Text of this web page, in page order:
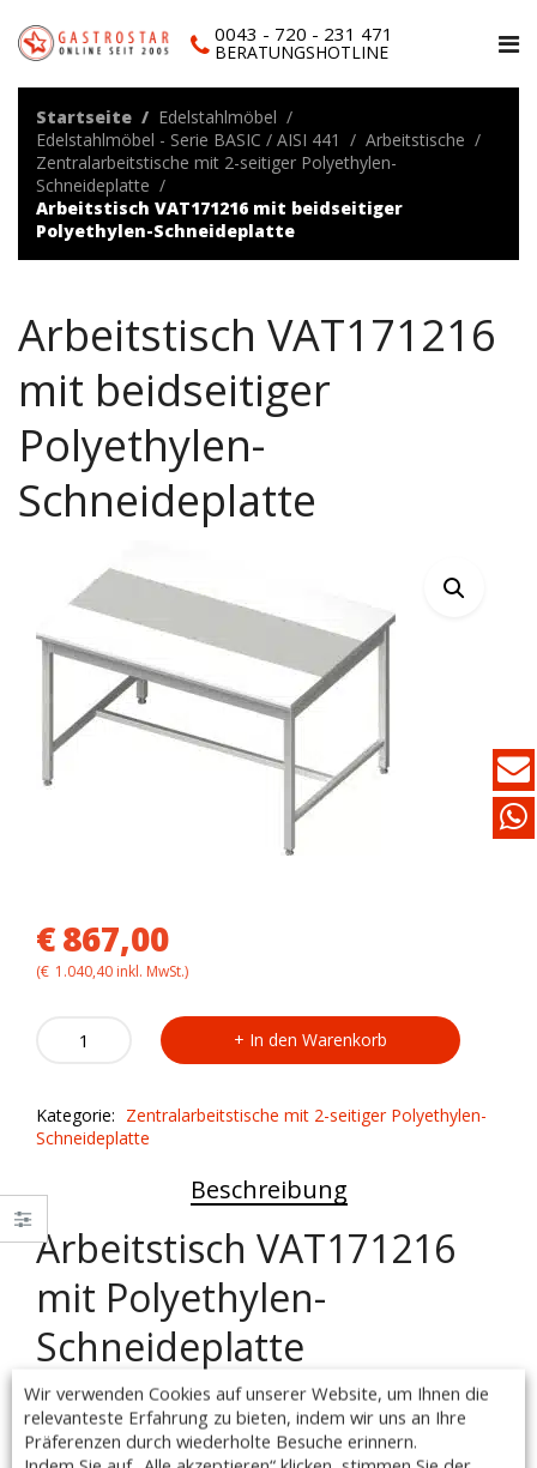
0043 - 720 - 231 471
BERATUNGSHOTLINE
Startseite
Edelstahlmöbel
Edelstahlmöbel - Serie BASIC / AISI 441
Arbeitstische
Zentralarbeitstische mit 2-seitiger Polyethylen-
Schneideplatte
Arbeitstisch VAT171216 mit beidseitiger
Polyethylen-Schneideplatte
Arbeitstisch VAT171216
mit beidseitiger
Polyethylen-
Schneideplatte
€867,00
(€ 1.040,40 inkl. MwSt.)
VAT171216
Polyethylen-
Schneideplatte
In den Warenkorb
Kategorie: Zentralarbeitstische mit 2-seitiger Polyethylen-
Schneideplatte
Beschreibung
Arbeitstisch VAT171216
mit Polyethylen-
Schneideplatte
Ausführung:
– mit mittiger Strebe
– Maße: 1700 x 700 x 850mm
Wir verwenden Cookies auf unserer Website, um Ihnen die
relevanteste Erfahrung zu bieten, indem wir uns an Ihre
Präferenzen durch wiederholte Besuche erinnern.